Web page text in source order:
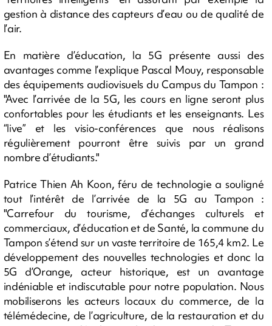
gestion à distance des capteurs d’eau ou de qualité de
l’air.
En matière d’éducation, la 5G présente aussi des
avantages comme l’explique Pascal Mouy, responsable
des équipements audiovisuels du Campus du Tampon :
"Avec l’arrivée de la 5G, les cours en ligne seront plus
confortables pour les étudiants et les enseignants. Les
“live” et les visio-conférences que nous réalisons
régulièrement pourront être suivis par un grand
nombre d’étudiants."
Patrice Thien Ah Koon, féru de technologie a souligné
tout l’intérêt de l’arrivée de la 5G au Tampon :
"Carrefour du tourisme, d’échanges culturels et
commerciaux, d’éducation et de Santé, la commune du
Tampon s’étend sur un vaste territoire de 165,4 km2. Le
développement des nouvelles technologies et donc la
5G d’Orange, acteur historique, est un avantage
indéniable et indiscutable pour notre population. Nous
mobiliserons les acteurs locaux du commerce, de la
télémédecine, de l’agriculture, de la restauration et du